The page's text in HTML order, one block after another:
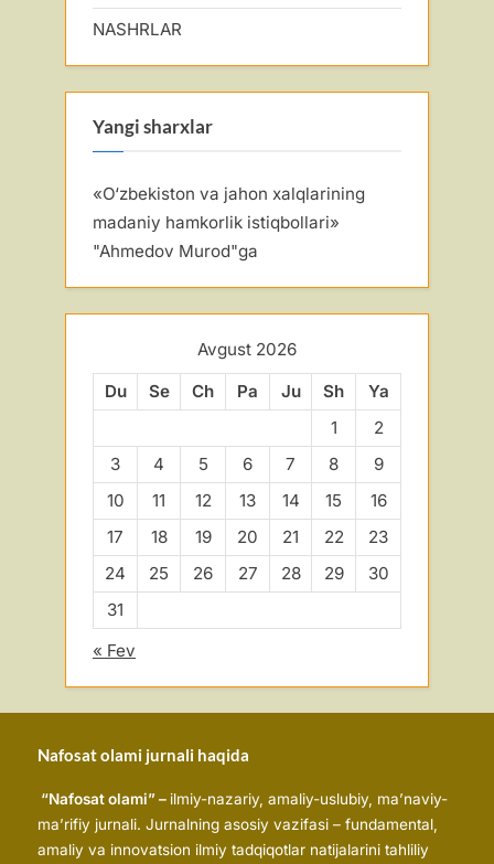
NASHRLAR
Yangi sharxlar
«O‘zbekiston va jahon xalqlarining
madaniy hamkorlik istiqbollari»
"Ahmedov Murod"ga
Avgust 2026
Du
Se Ch Pa Ju Sh
Ya
1
2
3
4 5 6 7 8
9
10
11 12 13 14 15
16
17
18 19 20 21 22
23
24
25 26 27 28 29
30
31
« Fev
Nafosat olami jurnali haqida
“Nafosat olami” – ilmiy-nazariy, amaliy-uslubiy, ma’naviy-
ma’rifiy jurnali. Jurnalning asosiy vazifasi – fundamental,
amaliy va innovatsion ilmiy tadqiqotlar natijalarini tahliliy